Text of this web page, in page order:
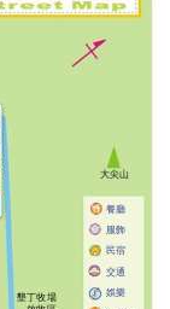
餐廳
服飾
墾丁牧場
民宿
交通
娛樂
大尖山